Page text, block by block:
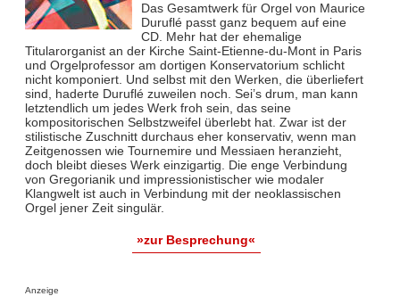
Das Gesamtwerk für Orgel von Maurice
Duruflé passt ganz bequem auf eine
CD. Mehr hat der ehemalige
Titularorganist an der Kirche Saint-Etienne-du-Mont in Paris
und Orgelprofessor am dortigen Konservatorium schlicht
nicht komponiert. Und selbst mit den Werken, die überliefert
sind, haderte Duruflé zuweilen noch. Sei’s drum, man kann
letztendlich um jedes Werk froh sein, das seine
kompositorischen Selbstzweifel überlebt hat. Zwar ist der
stilistische Zuschnitt durchaus eher konservativ, wenn man
Zeitgenossen wie Tournemire und Messiaen heranzieht,
doch bleibt dieses Werk einzigartig. Die enge Verbindung
von Gregorianik und impressionistischer wie modaler
Klangwelt ist auch in Verbindung mit der neoklassischen
Orgel jener Zeit singulär.
»zur Besprechung«
Anzeige